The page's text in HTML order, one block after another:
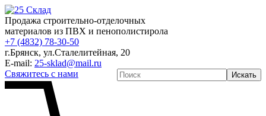
Продажа строительно-отделочных
материалов из ПВХ и пенополистирола
+7 (4832) 78-30-50
г.Брянск, ул.Сталелитейная, 20
E-mail: 25-sklad@mail.ru
Свяжитесь с нами
Искать